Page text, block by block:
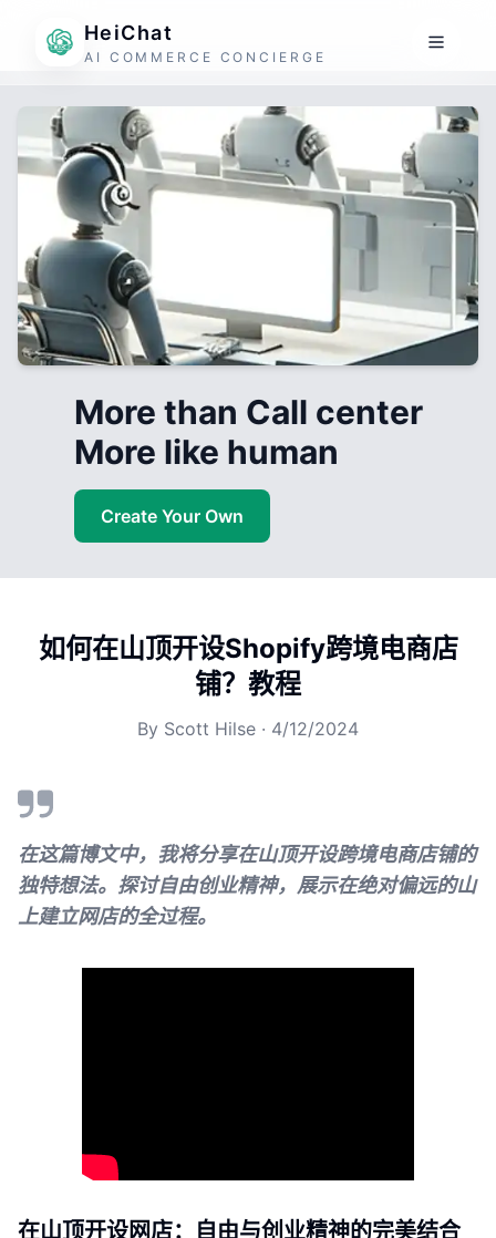
HeiChat
AI COMMERCE CONCIERGE
More than Call center
More like human
Create Your Own
如何在山顶开设Shopify跨境电商店
铺？教程
By Scott Hilse · 4/12/2024
在这篇博文中，我将分享在山顶开设跨境电商店铺的
独特想法。探讨自由创业精神，展示在绝对偏远的山
上建立网店的全过程。
在山顶开设网店：自由与创业精神的完美结合